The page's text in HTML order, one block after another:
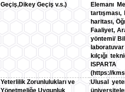
Geçiş,Dikey Geçiş v.s.)
Elemanı
haritası,
Faaliyet,
yöntemi/
kılçığı
ISPARTA
(https://
Yeterlilik Zorunlulukları ve
Yönetmeliğe Uygunluk
:Ulusal